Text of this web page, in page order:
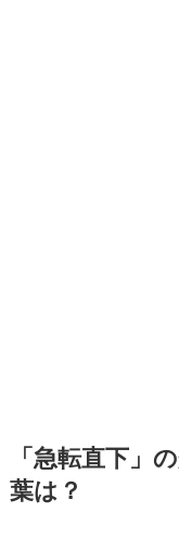
「急転直下」
葉は？